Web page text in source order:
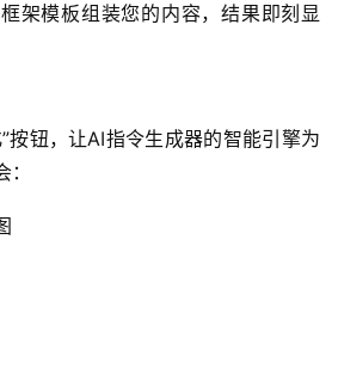
架模板组装您的内容，结果即刻显
按钮，让AI指令生成器的智能引擎为